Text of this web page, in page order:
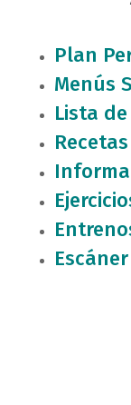
Plan
Menús
Lista